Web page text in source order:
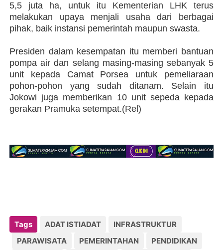
5,5 juta ha, untuk itu Kementerian LHK terus
melakukan upaya menjali usaha dari berbagai
pihak, baik instansi pemerintah maupun swasta.
Presiden dalam kesempatan itu memberi bantuan
pompa air dan selang masing-masing sebanyak 5
unit kepada Camat Porsea untuk pemeliaraan
pohon-pohon yang sudah ditanam. Selain itu
Jokowi juga memberikan 10 unit sepeda kepada
gerakan Pramuka setempat.(Rel)
Tags ADAT ISTIADAT
INFRASTRUKTUR
PARAWISATA
PEMERINTAHAN
PENDIDIKAN